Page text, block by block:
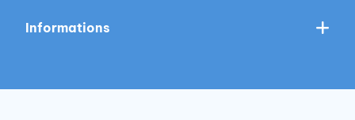
Informations